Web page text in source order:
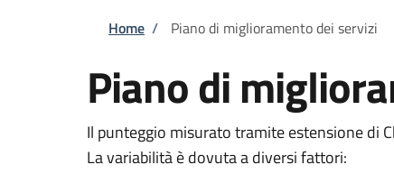
Briciole di pane
Home / Piano di miglioramento dei servizi
Piano di
Il punteggio misurato tramite estensione di
La variabilità è dovuta a diversi fattori: